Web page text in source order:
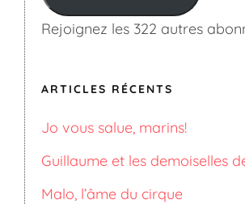
Rejoignez les 322 autres
ARTICLES RÉCENTS
Jo vous salue, marins!
Guillaume et les demoiselles
Malo, l’âme du cirque